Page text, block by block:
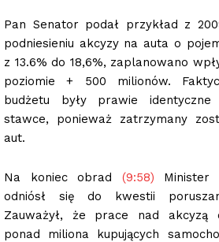
Pan Senator podał przykład z
podniesieniu akcyzy na auta o
z 13.6% do 18,6%, zaplanowano
poziomie + 500 milionów.
budżetu były prawie
stawce, ponieważ zatrzymany
aut.
Na koniec obrad (9:58) Minister
odniósł się do kwestii
Zauważył, że prace nad akcyzą
ponad miliona kupujących